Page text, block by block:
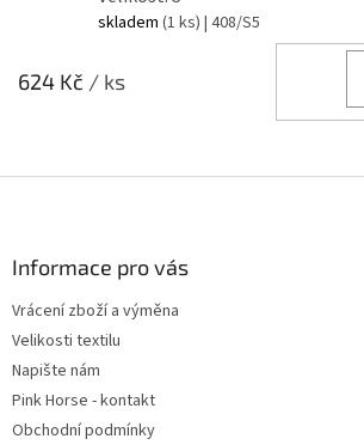
skladem (1 ks) | 408/S5
624 Kč / ks
Informace pro vás
Vrácení zboží a výměna
Velikosti textilu
Napište nám
Pink Horse - kontakt
Obchodní podmínky